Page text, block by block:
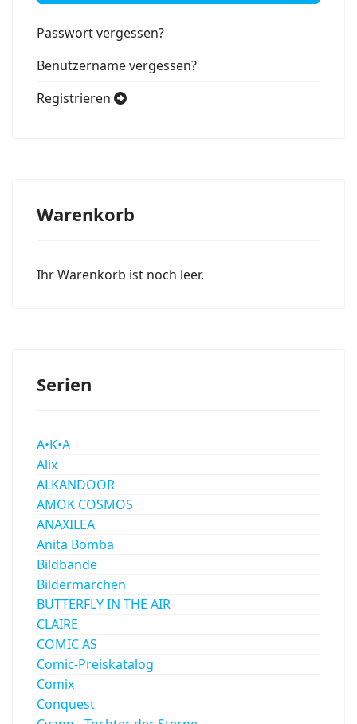
Passwort vergessen?
Benutzername vergessen?
Registrieren
Warenkorb
Ihr Warenkorb ist noch leer.
Serien
A•K•A
Alix
ALKANDOOR
AMOK COSMOS
ANAXILEA
Anita Bomba
Bildbände
Bildermärchen
BUTTERFLY IN THE AIR
CLAIRE
COMIC AS
Comic-Preiskatalog
Comix
Conquest